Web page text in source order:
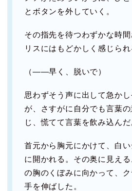
とボタンを外していく。
その指先を待つわずかな時
リスにはもどかしく感じられ
（――早く、脱いで）
思わずそう声に出して急か
が、さすがに自分でも言葉
じ、慌てて言葉を飲み込んだ
首元から胸元にかけて、白
に開かれる。その奥に見え
の胸のくぼみに向かって、
手を伸ばした。